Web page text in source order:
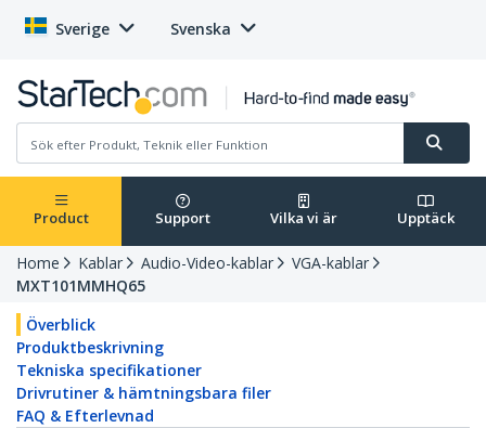
Sverige Svenska
Product Support Vilka vi är Upptäck
Home Kablar Audio-Video-kablar
VGA-kablar
MXT101MMHQ65
Överblick
Produktbeskrivning
Tekniska specifikationer
Drivrutiner & hämtningsbara filer
FAQ & Efterlevnad